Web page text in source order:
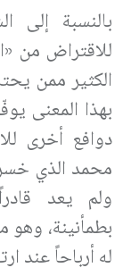
بالنسبة إلى
للاقتراض من
الكثير ممن
بهذا المعنى
دوافع أخرى
محمد الذي
ولم يعد
بطمأنينة،
له أرباحاً عند